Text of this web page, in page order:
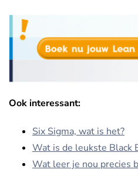
Ook interessant:
Six Sigma, wat is het?
Wat is de leukste Black
Wat leer je nou precies